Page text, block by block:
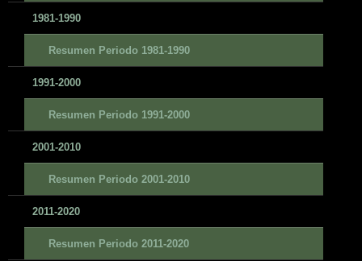
1981-1990
Resumen Periodo 1981-1990
1991-2000
Resumen Periodo 1991-2000
2001-2010
Resumen Periodo 2001-2010
2011-2020
Resumen Periodo 2011-2020